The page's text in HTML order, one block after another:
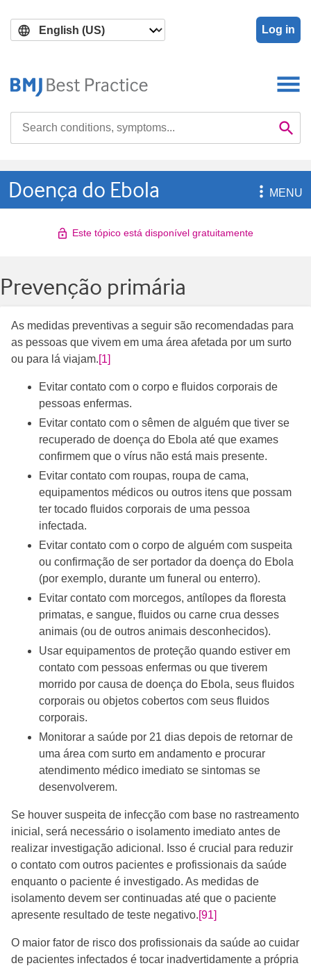
main
search
Log in

Doença do Ebola MENU
Este tópico está disponível gratuitamente
Prevenção primária
As medidas preventivas a seguir são recomendadas para
as pessoas que vivem em uma área afetada por um surto
ou para lá viajam.[1]
Evitar contato com o corpo e fluidos corporais de
pessoas enfermas.
Evitar contato com o sêmen de alguém que tiver se
recuperado de doença do Ebola até que exames
confirmem que o vírus não está mais presente.
Evitar contato com roupas, roupa de cama,
equipamentos médicos ou outros itens que possam
ter tocado fluidos corporais de uma pessoa
infectada.
Evitar contato com o corpo de alguém com suspeita
ou confirmação de ser portador da doença do Ebola
(por exemplo, durante um funeral ou enterro).
Evitar contato com morcegos, antílopes da floresta
primatas, e sangue, fluidos ou carne crua desses
animais (ou de outros animais desconhecidos).
Usar equipamentos de proteção quando estiver em
contato com pessoas enfermas ou que tiverem
morrido por causa de doença do Ebola, seus fluidos
corporais ou objetos cobertos com seus fluidos
corporais.
Monitorar a saúde por 21 dias depois de retornar de
uma área com surto em andamento e procurar
atendimento médico imediato se sintomas se
desenvolverem.
Se houver suspeita de infecção com base no rastreamento
inicial, será necessário o isolamento imediato antes de
realizar investigação adicional. Isso é crucial para reduzir
o contato com outros pacientes e profissionais da saúde
enquanto o paciente é investigado. As medidas de
isolamento devem ser continuadas até que o paciente
apresente resultado de teste negativo.[91]
O maior fator de risco dos profissionais da saúde ao cuidar
de pacientes infectados é tocar inadvertidamente a própria